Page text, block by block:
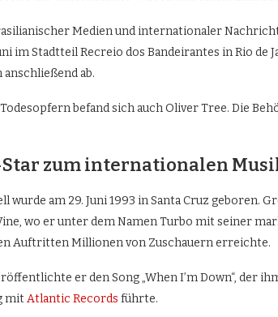
Medien und internationaler
im Stadtteil Recreio dos Bandeirantes in Rio
ab.
befand sich auch Oliver Tree. Die
zum internationalen
wurde am 29. Juni 1993 in Santa Cruz geboren.
wo er unter dem Namen Turbo mit seiner
Auftritten Millionen von Zuschauern erreichte.
er den Song „When I’m Down“, der
mitAtlantic Records führte.